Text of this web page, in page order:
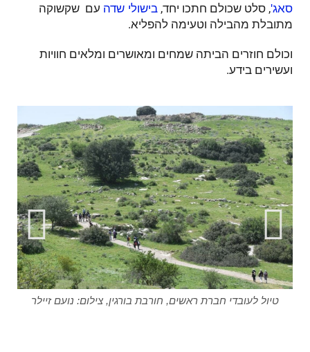
סאג', סלט שכולם חתכו יחד, בישולי שדה עם שקשוקה
מתובלת מהבילה וטעימה להפליא.
וכולם חוזרים הביתה שמחים ומאושרים ומלאים חוויות
ועשירים בידע.
טיול לעובדי חברת ראשים, חורבת בורגין, צילום: נועם זיילר